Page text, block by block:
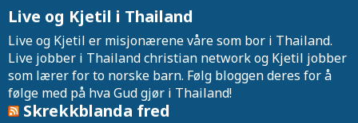
Live og Kjetil i Thailand
Live og Kjetil er misjonærene våre som bor i Thailand.
Live jobber i Thailand christian network og Kjetil jobber
som lærer for to norske barn. Følg bloggen deres for å
følge med på hva Gud gjør i Thailand!
Skrekkblanda fred